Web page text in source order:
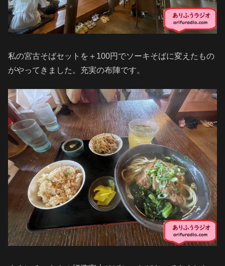
私の宮古そばセットを＋100円でソーキそばに変えたもの
がやってきました。充実の布陣です。